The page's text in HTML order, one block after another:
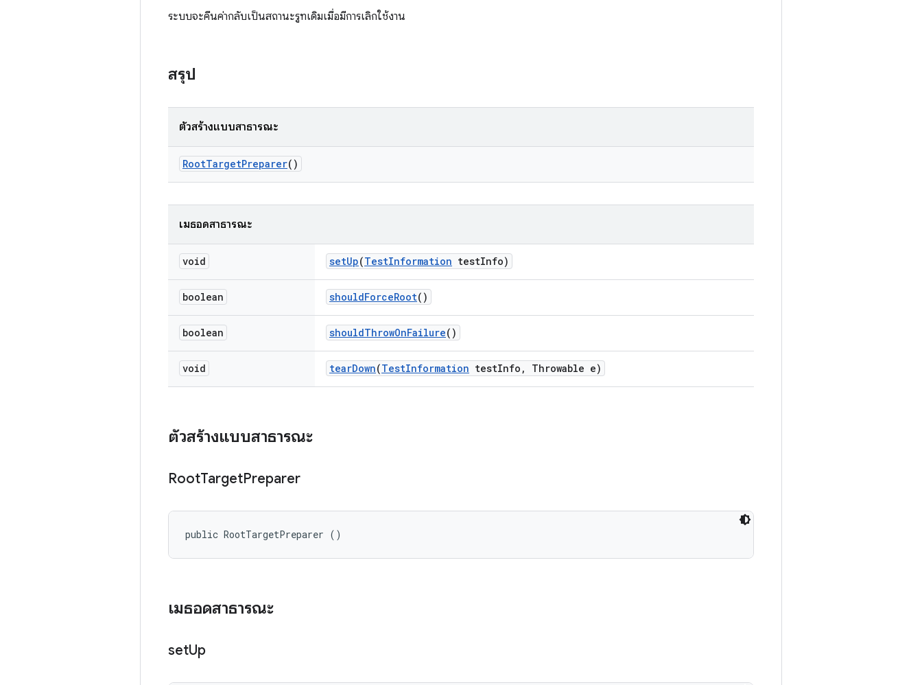
ระบบจะคืนค่ากลับเป็นสถานะรูทเดิมเมื่อมีการเลิกใช้งาน
สรุป
ตัวสร้างแบบสาธารณะ
RootTargetPreparer()
เมธอดสาธารณะ
void setUp(TestInformation testInfo)
boolean shouldForceRoot()
boolean shouldThrowOnFailure()
void tearDown(TestInformation testInfo , Throwable e)
ตัวสร้างแบบสาธารณะ
RootTargetPreparer
public RootTargetPreparer ()
เมธอดสาธารณะ
setUp